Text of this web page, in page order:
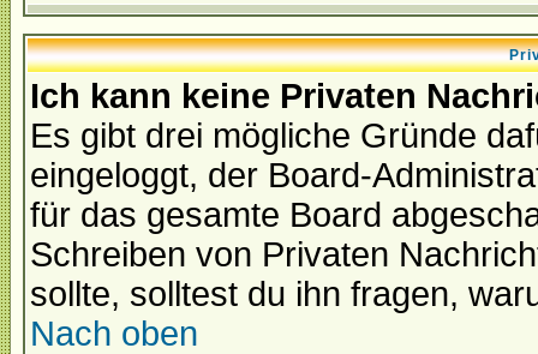
Ich kann keine Privaten
Es gibt drei mögliche Gründe
eingeloggt, der Board-
für das gesamte Board
Schreiben von Privaten
sollte, solltest du ihn fragen,
Nach oben